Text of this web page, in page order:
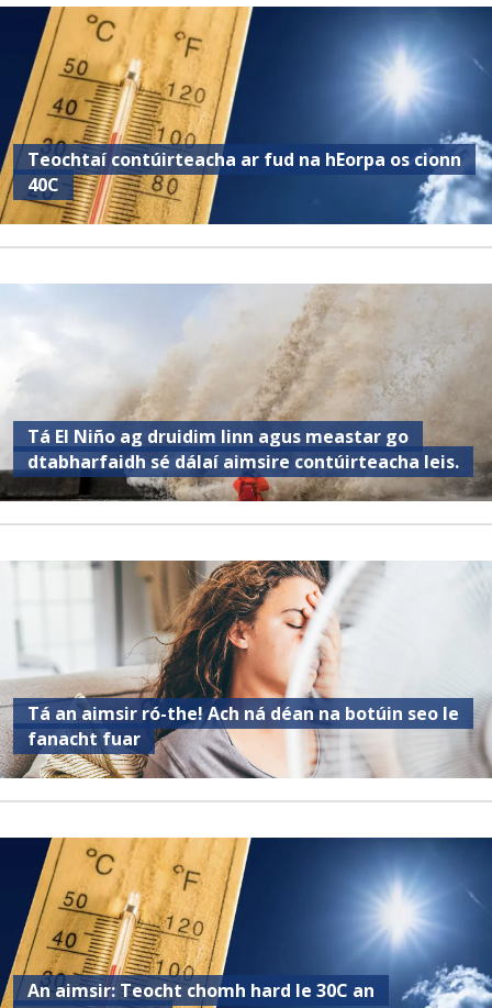
Teochtaí contúirteacha ar fud na hEorpa os cionn
40C
Tá El Niño ag druidim linn agus meastar go
dtabharfaidh sé dálaí aimsire contúirteacha leis.
Tá an aimsir ró-the! Ach ná déan na botúin seo le
fanacht fuar
An aimsir: Teocht chomh hard le 30C an